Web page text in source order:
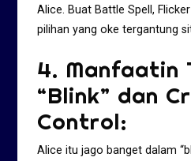
Alice. Buat Battle Spell,
pilihan yang oke tergantung
4. Manfaatin
“Blink” dan
Control:
Alice itu jago banget dalam